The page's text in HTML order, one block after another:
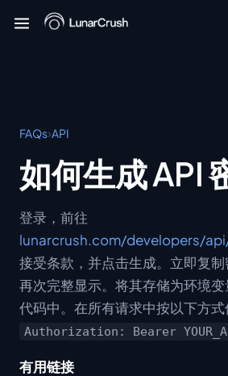
FAQs›API
如何生成 API
登录，前往
lunarcrush.com/developers/
接受条款，并点击生成。立即复
再次完整显示。将其存储为环境
代码中。在所有请求中按以下方式
Authorization: Bearer
有用链接